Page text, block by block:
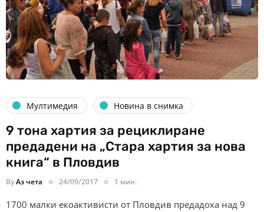
Мултимедия Новина в снимка
9 тона хартия за рециклиране
предадени на „Стара хартия за нова
книга“ в Пловдив
ByАз чета 24/09/2017 1 мин.
1700 малки екоактивисти от Пловдив предадоха над 9